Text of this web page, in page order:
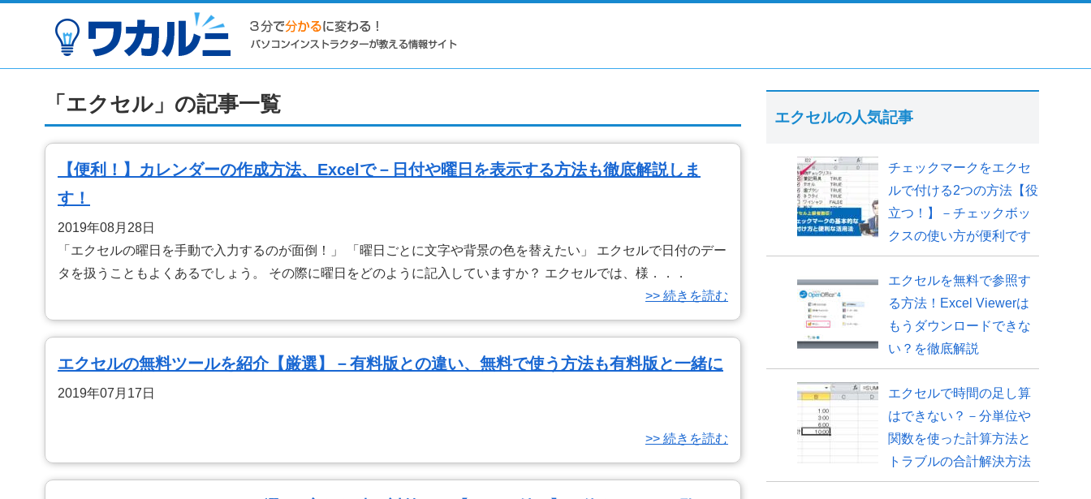
「エクセル」の記事一覧
【便利！】カレンダーの作成方法、Excelで－日付や曜日を表示する方法も徹底解説しま
す！
2019年08月28日
「エクセルの曜日を手動で入力するのが面倒！」 「曜日ごとに文字や背景の色を替えたい」 エクセルで日付のデー
タを扱うこともよくあるでしょう。 その際に曜日をどのように記入していますか？ エクセルでは、様．．．
>> 続きを読む
エクセルの無料ツールを紹介【厳選】－有料版との違い、無料で使う方法も有料版と一緒に
2019年07月17日
>> 続きを読む
エクセルの人気記事
チェックマークをエクセ
ルで付ける2つの方法【役
立つ！】－チェックボッ
クスの使い方が便利です
エクセルを無料で参照す
る方法！Excel Viewerは
もうダウンロードできな
い？を徹底解説
エクセルで時間の足し算
はできない？－分単位や
関数を使った計算方法と
トラブルの合計解決方法